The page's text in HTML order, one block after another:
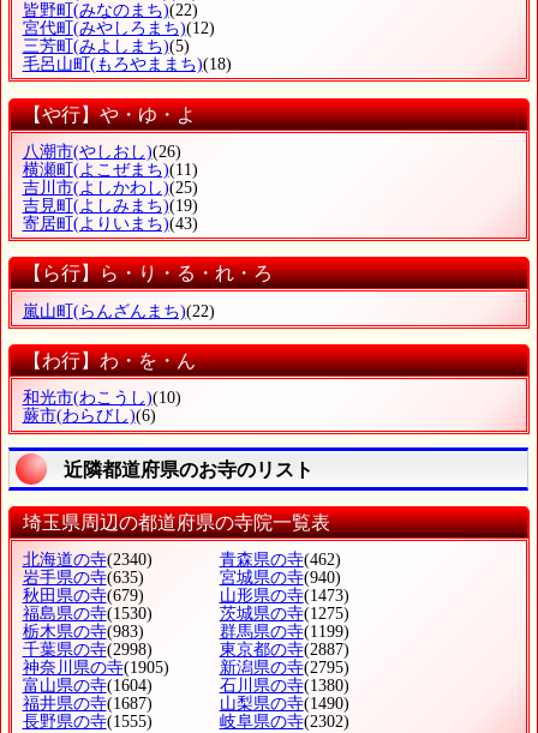
皆野町 (みなのまち)(22)
宮代町 (みやしろまち)(12)
三芳町 (みよしまち)(5)
毛呂山町 (もろやままち)(18)
【や行】や・ゆ・よ
八潮市(やしおし)(26)
横瀬町 (よこぜまち)(11)
吉川市(よしかわし)(25)
吉見町 (よしみまち)(19)
寄居町 (よりいまち)(43)
【ら行】ら・り・る・れ・ろ
嵐山町(らんざんまち)(22)
【わ行】わ・を・ん
和光市(わこうし)(10)
蕨市(わらびし)(6)
近隣都道府県のお寺のリスト
埼玉県周辺の都道府県の寺院一覧表
北海道の寺(2340) 青森県の寺(462)
岩手県の寺(635) 宮城県の寺(940)
秋田県の寺(679) 山形県の寺(1473)
福島県の寺(1530) 茨城県の寺(1275)
栃木県の寺(983) 群馬県の寺(1199)
千葉県の寺(2998) 東京都の寺(2887)
神奈川県の寺(1905) 新潟県の寺(2795)
富山県の寺(1604) 石川県の寺(1380)
福井県の寺(1687) 山梨県の寺(1490)
長野県の寺(1555) 岐阜県の寺(2302)